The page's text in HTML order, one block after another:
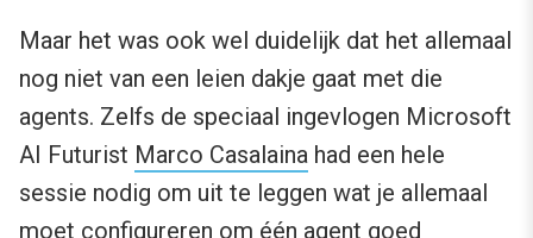
Maar het was ook wel duidelijk dat het allemaal
nog niet van een leien dakje gaat met die
agents. Zelfs de speciaal ingevlogen Microsoft
AI Futurist Marco Casalaina had een hele
sessie nodig om uit te leggen wat je allemaal
moet configureren om één agent goed